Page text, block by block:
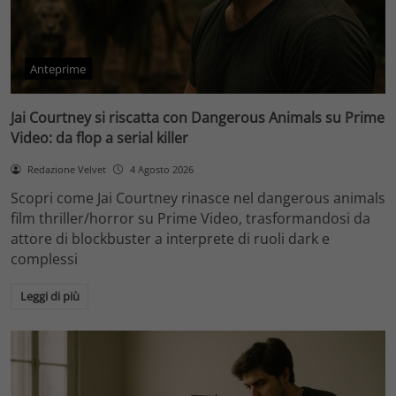
Anteprime
Jai Courtney si riscatta con Dangerous Animals su Prime
Video: da flop a serial killer
Redazione Velvet 4 Agosto 2026
Scopri come Jai Courtney rinasce nel dangerous animals
film thriller/horror su Prime Video, trasformandosi da
attore di blockbuster a interprete di ruoli dark e
complessi
Leggi di più